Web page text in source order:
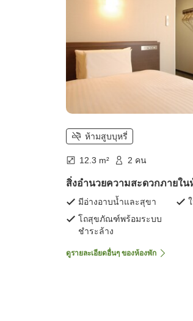
ห้ามสูบบุหรี่
12.3 m² 2 คน
สิ่งอำนวยความสะดวกภายใน
มีอ่างอาบน้ำและสุขา
โถสุขภัณฑ์พร้อมระบบ
ชำระล้าง
ดูรายละเอียดอื่นๆ ของห้องพัก